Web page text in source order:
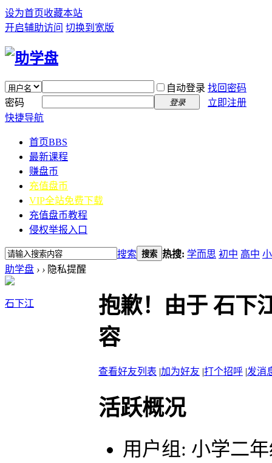
设为首页收藏本站
开启辅助访问 切换到宽版
自动登录 找回密码
密码
登录
立即注册
快捷导航
首页BBS
最新课程
赚盘币
充值盘币
VIP全站免费下载
充值盘币教程
侵权举报入口
搜索 搜索 热搜: 学而思 初中 高中
助学盘 › › 隐私提醒
石下江
抱歉！由于 石下
容
查看好友列表 |加为好友 |打个招呼 |发消
活跃概况
用户组: 小学二